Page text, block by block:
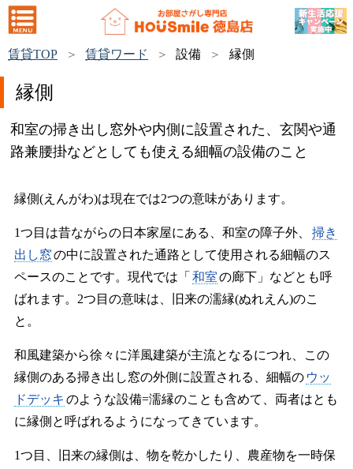
賃貸TOP 賃貸ワード 設備 縁側
縁側
和室の掃き出し窓外や内側に設置された、玄関や通
路兼腰掛などとしても使える細幅の設備のこと
縁側(えんがわ)は現在では2つの意味があります。
1つ目は昔ながらの日本家屋にある、和室の障子外、
掃き
出し窓の中に設置された通路として使用される細幅のス
ペースのことです。現代では「 和室の廊下」などとも呼
ばれます。2つ目の意味は、旧来の濡縁(ぬれえん)のこ
と。
和風建築から徐々に洋風建築が主流となるにつれ、この
縁側のある掃き出し窓の外側に設置される、細幅の ウッ
ドデッキ のような設備=濡縁のことも含めて、両者はとも
に縁側と呼ばれるようになってきています。
1つ目、旧来の縁側は、物を乾かしたり、農産物を一時保